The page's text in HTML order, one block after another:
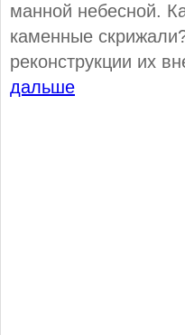
манной небесной.
каменные
реконструкции их
дальше